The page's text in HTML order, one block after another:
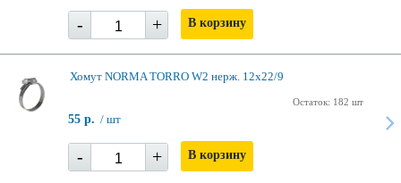
- + В корзину
Хомут NORMA TORRO W2 нерж. 12х22/9
Остаток: 182 шт
55 р. / шт
- + В корзину